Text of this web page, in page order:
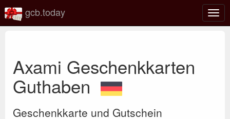
gcb.today
Axami Geschenkkarten
Guthaben
Geschenkkarte und Gutschein